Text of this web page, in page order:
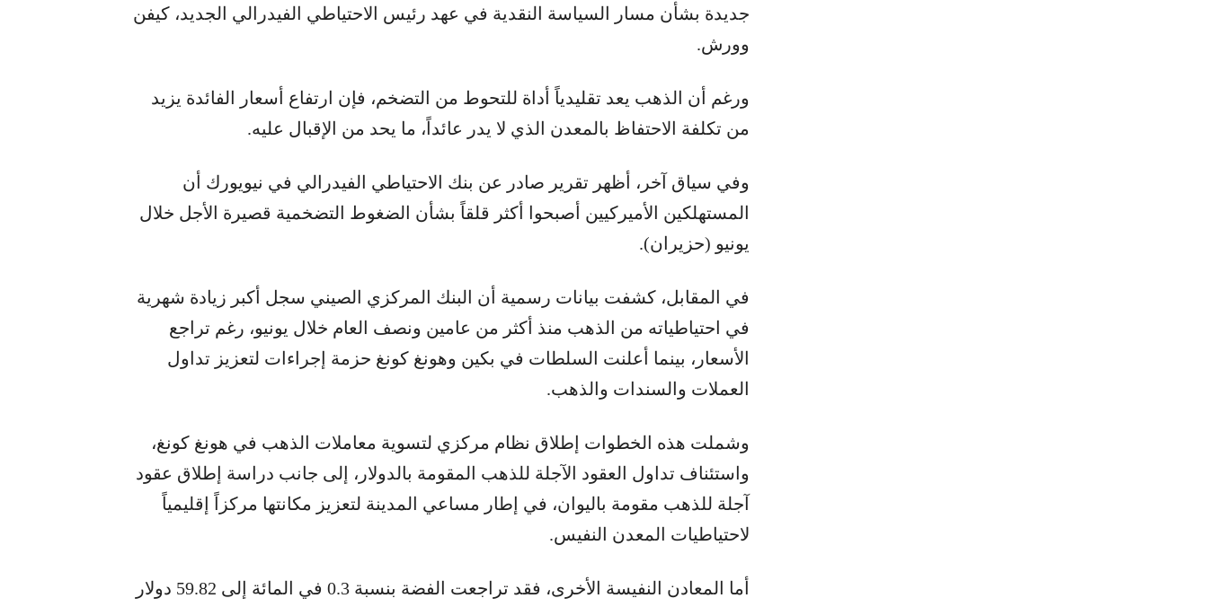
جديدة بشأن مسار السياسة النقدية في عهد رئيس الاحتياطي الفيدرالي الجديد، كيفن
وورش.
ورغم أن الذهب يعد تقليدياً أداة للتحوط من التضخم، فإن ارتفاع أسعار الفائدة يزيد
من تكلفة الاحتفاظ بالمعدن الذي لا يدر عائداً، ما يحد من الإقبال عليه.
وفي سياق آخر، أظهر تقرير صادر عن بنك الاحتياطي الفيدرالي في نيويورك أن
المستهلكين الأميركيين أصبحوا أكثر قلقاً بشأن الضغوط التضخمية قصيرة الأجل خلال
يونيو (حزيران).
في المقابل، كشفت بيانات رسمية أن البنك المركزي الصيني سجل أكبر زيادة شهرية
في احتياطياته من الذهب منذ أكثر من عامين ونصف العام خلال يونيو، رغم تراجع
الأسعار، بينما أعلنت السلطات في بكين وهونغ كونغ حزمة إجراءات لتعزيز تداول
العملات والسندات والذهب.
وشملت هذه الخطوات إطلاق نظام مركزي لتسوية معاملات الذهب في هونغ كونغ،
واستئناف تداول العقود الآجلة للذهب المقومة بالدولار، إلى جانب دراسة إطلاق عقود
آجلة للذهب مقومة باليوان، في إطار مساعي المدينة لتعزيز مكانتها مركزاً إقليمياً
لاحتياطيات المعدن النفيس.
أما المعادن النفيسة الأخرى، فقد تراجعت الفضة بنسبة 0.3 في المائة إلى 59.82 دولار